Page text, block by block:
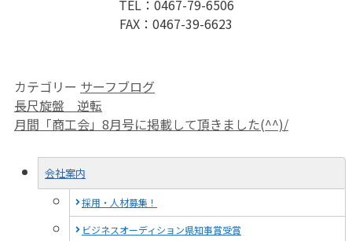
TEL：0467-79-6506
FAX：0467-39-6623
カテゴリー サーフブログ
長尺旋盤 逆転
月間「商工会」8月号に掲載して頂きました(^^)/
会社案内
採用・人材募集！
ビジネスオーディション県知事賞受賞